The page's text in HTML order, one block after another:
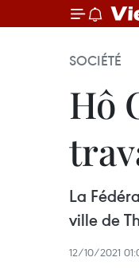
SOCIÉTÉ
Hô
La
ville de
12/10/2021